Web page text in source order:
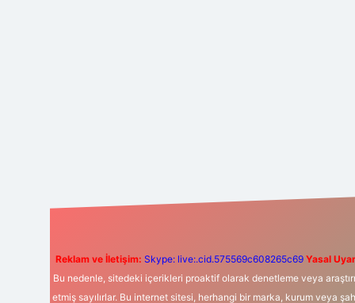
Reklam ve İletişim: Skype: live:.cid.575569c608265c69 Yasal
Bu nedenle, sitedeki içerikleri proaktif olarak denetleme veya
etmiş sayılırlar. Bu internet sitesi, herhangi bir marka, kurum veya